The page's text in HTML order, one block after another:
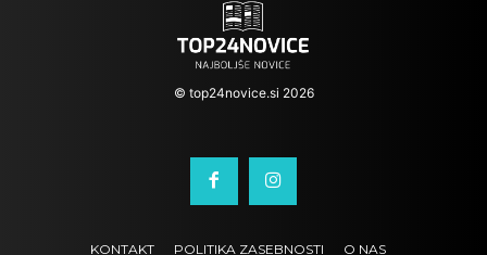
© top24novice.si 2026
KONTAKT POLITIKA ZASEBNOSTI O NAS